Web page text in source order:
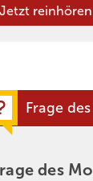
Jetzt
Frage
des